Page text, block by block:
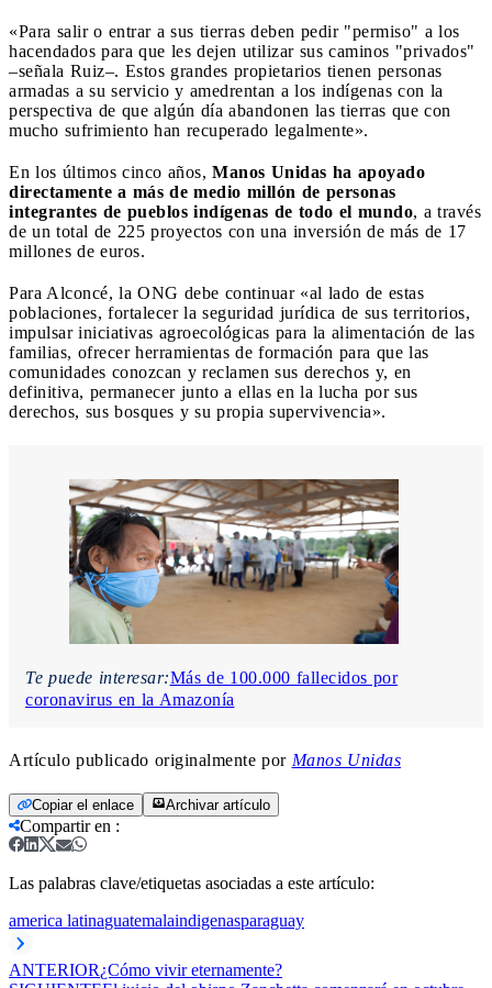
«Para salir o entrar a sus tierras deben pedir "permiso" a los
hacendados para que les dejen utilizar sus caminos "privados"
–señala Ruiz–. Estos grandes propietarios tienen personas
armadas a su servicio y amedrentan a los indígenas con la
perspectiva de que algún día abandonen las tierras que con
mucho sufrimiento han recuperado legalmente».
En los últimos cinco años, Manos Unidas ha apoyado
directamente a más de medio millón de personas
integrantes de pueblos indígenas de todo el mundo, a través
de un total de 225 proyectos con una inversión de más de 17
millones de euros.
Para Alconcé, la ONG debe continuar «al lado de estas
poblaciones, fortalecer la seguridad jurídica de sus territorios,
impulsar iniciativas agroecológicas para la alimentación de las
familias, ofrecer herramientas de formación para que las
comunidades conozcan y reclamen sus derechos y, en
definitiva, permanecer junto a ellas en la lucha por sus
derechos, sus bosques y su propia supervivencia».
Te puede interesar:Más de 100.000 fallecidos por
coronavirus en la Amazonía
Artículo publicado originalmente por Manos Unidas
Copiar el enlace Archivar artículo
Compartir en :
Las palabras clave/etiquetas asociadas a este artículo:
america latinaguatemalaindigenasparaguay
ANTERIOR¿Cómo vivir eternamente?